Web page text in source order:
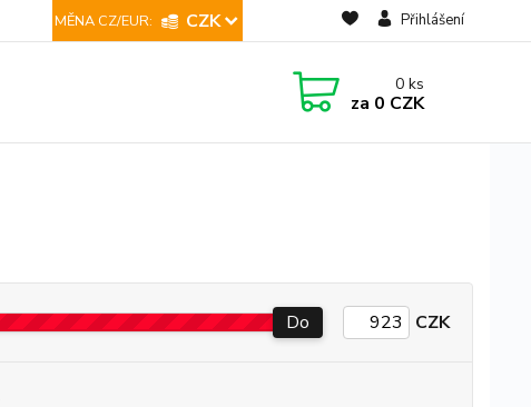
CZK Přihlášení
0 ks
za 0 CZK
Do CZK